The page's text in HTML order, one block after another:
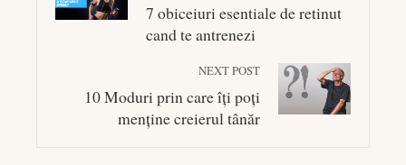
7 obiceiuri esentiale de retinut
cand te antrenezi
NEXT POST
10 Moduri prin care îți poți
menține creierul tânăr